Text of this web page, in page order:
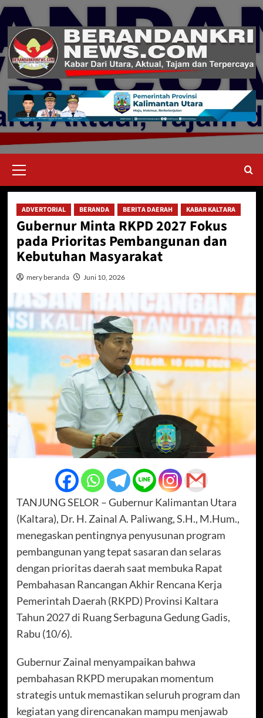
Skip
content
Menu
ADVERTORIAL BERANDA BERITA DAERAH KABAR KALTARA
Gubernur Minta RKPD 2027 Fokus
pada Prioritas Pembangunan dan
Kebutuhan Masyarakat
mery beranda Juni 10, 2026
TANJUNG SELOR – Gubernur Kalimantan Utara
(Kaltara), Dr. H. Zainal A. Paliwang, S.H., M.Hum.,
menegaskan pentingnya penyusunan program
pembangunan yang tepat sasaran dan selaras
dengan prioritas daerah saat membuka Rapat
Pembahasan Rancangan Akhir Rencana Kerja
Pemerintah Daerah (RKPD) Provinsi Kaltara
Tahun 2027 di Ruang Serbaguna Gedung Gadis,
Rabu (10/6).
Gubernur Zainal menyampaikan bahwa
pembahasan RKPD merupakan momentum
strategis untuk memastikan seluruh program dan
kegiatan yang direncanakan mampu menjawab